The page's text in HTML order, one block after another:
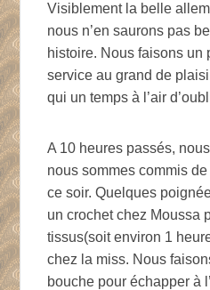
Visiblement la belle
nous n’en saurons pas
histoire. Nous faisons un
service au grand de
qui un temps à l’air
A 10 heures passés,
nous sommes commis
ce soir. Quelques
un crochet chez Moussa
tissus(soit environ 1
chez la miss. Nous
bouche pour échapper à